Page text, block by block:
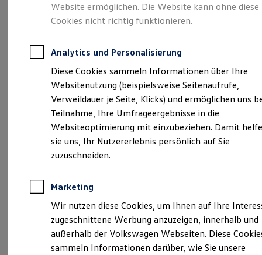
Kleinwagen-Leasing
Leasing ohne Anzahlung
Finanzierung
Kfz-Versicherung
Restschuldversicherungen
Garantien
Wartungsverträge
Geschäftskunden
Professional Class bei Volkswagen
Großkunden
Behörden
Direktkunden
Sonderfahrzeuge
Anpfiff zum Gewinn
Elektroautos
ID. Tutorials
Elektrofahrzeugkonzepte
Reichweite
Reichweite der ID. Modelle
Reichweite im Winter
Verantwortlich für die Inhalte auf dieser Seite ist die Autohaus
Clemens GmbH & Co. KG (Impressum & Rechtliches)
Tiefenbroicher Weg 12, 40472 Düsseldorf
info@vwclemens.com
Montag
Sonntag
Geschlossen
Website ermöglichen. Die Website kann ohne diese
Cookies nicht richtig funktionieren.
Analytics und Personalisierung
Diese Cookies sammeln Informationen über Ihre
Websitenutzung (beispielsweise Seitenaufrufe,
Verweildauer je Seite, Klicks) und ermöglichen uns
Teilnahme, Ihre Umfrageergebnisse in die
Websiteoptimierung mit einzubeziehen. Damit
sie uns, Ihr Nutzererlebnis persönlich auf Sie
zuzuschneiden.
Marketing
Wir nutzen diese Cookies, um Ihnen auf Ihre
zugeschnittene Werbung anzuzeigen, innerhalb und
außerhalb der Volkswagen Webseiten. Diese
sammeln Informationen darüber, wie Sie unsere